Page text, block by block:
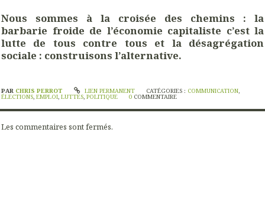
Nous sommes à la croisée des chemins : la
barbarie froide de l’économie capitaliste c’est la
lutte de tous contre tous et la désagrégation
sociale : construisons l’alternative.
PAR CHRIS PERROT LIEN PERMANENT CATÉGORIES : COMMUNICATION,
ÉLECTIONS, EMPLOI, LUTTES, POLITIQUE 0 COMMENTAIRE
Les commentaires sont fermés.